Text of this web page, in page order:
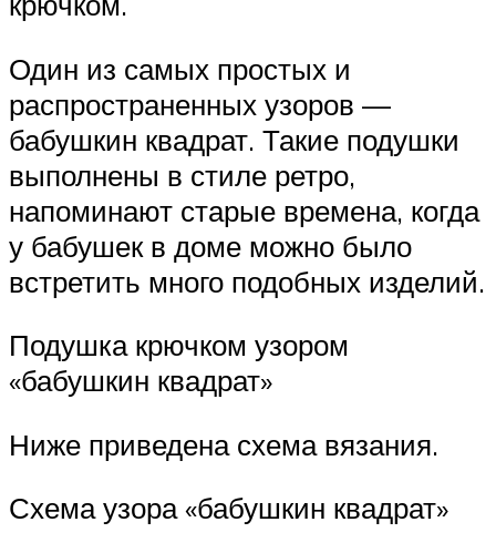
Один из самых простых и
распространенных узоров —
бабушкин квадрат. Такие подушки
выполнены в стиле ретро,
напоминают старые времена, когда
у бабушек в доме можно было
встретить много подобных изделий.
Подушка крючком узором
«бабушкин квадрат»
Ниже приведена схема вязания.
Схема узора «бабушкин квадрат»